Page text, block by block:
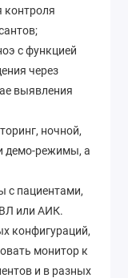
контроля
с функцией
через
выявления
ночной,
демо-режимы, а
с пациентами,
или АИК.
конфигураций,
монитор к
и в разных